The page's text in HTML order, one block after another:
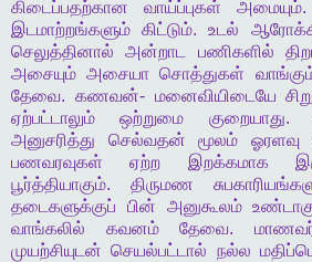
கிடைப்பதற்கான வாய்ப்புகள் அமையும்.
இடமாற்றங்களும்
கிட்டும்.உடல்
செலுத்தினால்
அன்றாட பணிகளில்
அசையும் அசையா சொத்துகள்
தேவை. கணவன்- மனைவியிடையே
ஏற்பட்டாலும்
ஒற்றுமை குறையாது.
அனுசரித்து
செல்வதன் மூலம் ஓரளவு
பணவரவுகள்
ஏற்ற இறக்கமாக
பூர்த்தியாகும். திருமண
தடைகளுக்குப்
பின் அனுகூலம்
வாங்கலில்
கவனம் தேவை.
முயற்சியுடன் செயல்பட்டால் நல்ல